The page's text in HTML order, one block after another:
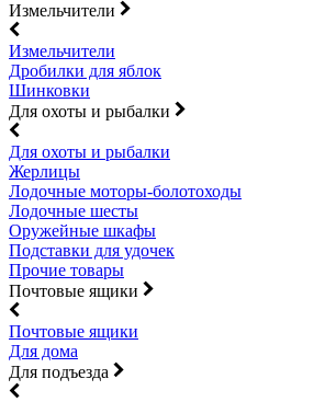
Измельчители
Измельчители
Дробилки для яблок
Шинковки
Для охоты и рыбалки
Для охоты и рыбалки
Жерлицы
Лодочные моторы-болотоходы
Лодочные шесты
Оружейные шкафы
Подставки для удочек
Прочие товары
Почтовые ящики
Почтовые ящики
Для дома
Для подъезда